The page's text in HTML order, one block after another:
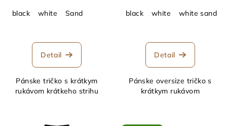
black white Sand
Detail
Pánske tričko s krátkym
rukávom krátkeho strihu
black white white sand
Detail
Pánske oversize tričko s
krátkym rukávom